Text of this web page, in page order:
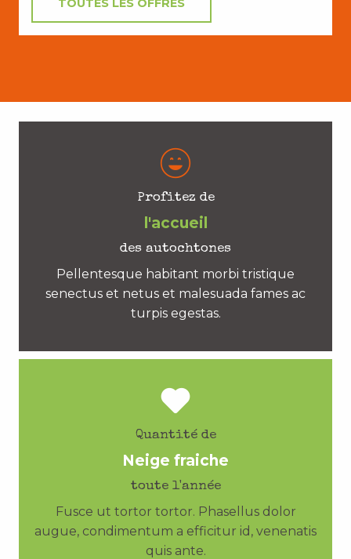
TOUTES LES OFFRES
Profitez de
l'accueil
des autochtones
Pellentesque habitant morbi tristique
senectus et netus et malesuada fames ac
turpis egestas.
Quantité de
Neige fraiche
toute l'année
Fusce ut tortor tortor. Phasellus dolor
augue, condimentum a efficitur id, venenatis
quis ante.